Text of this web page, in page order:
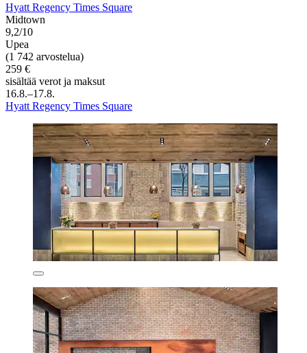
Hyatt Regency Times Square
Midtown
9,2/10
Upea
(1 742 arvostelua)
259 €
sisältää verot ja maksut
16.8.–17.8.
Hyatt Regency Times Square